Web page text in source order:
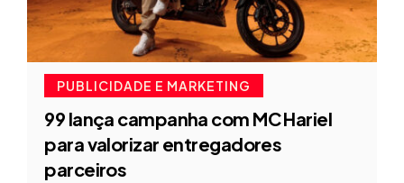
PUBLICIDADE E MARKETING
99 lança campanha com MC Hariel
para valorizar entregadores
parceiros